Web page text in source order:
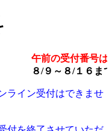
午前の受付番号は
８/９～８/１６ま
ライン受付はできませ